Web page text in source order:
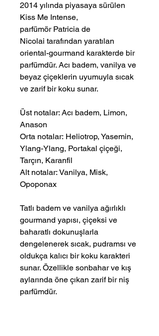
2014 yılında piyasaya sürülen
Kiss Me Intense,
parfümör Patricia de
Nicolai tarafından yaratılan
oriental-gourmand karakterde bir
parfümdür. Acı badem, vanilya ve
beyaz çiçeklerin uyumuyla sıcak
ve zarif bir koku sunar.
Üst notalar: Acı badem, Limon,
Anason
Orta notalar: Heliotrop, Yasemin,
Ylang-Ylang, Portakal çiçeği,
Tarçın, Karanfil
Alt notalar: Vanilya, Misk,
Opoponax
Tatlı badem ve vanilya ağırlıklı
gourmand yapısı, çiçeksi ve
baharatlı dokunuşlarla
dengelenerek sıcak, pudramsı ve
oldukça kalıcı bir koku karakteri
sunar. Özellikle sonbahar ve kış
aylarında öne çıkan zarif bir niş
parfümdür.